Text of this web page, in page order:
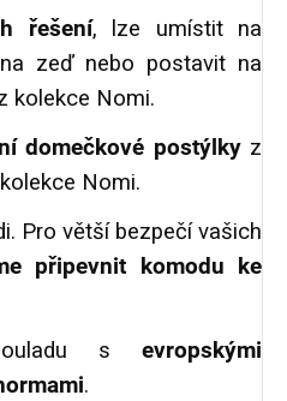
řešení, lze umístit na
zeď nebo postavit na
kolekce Nomi.
domečkové postýlkyz
Nomi.
Pro větší bezpečí vašich
připevnit komodu ke
s evropskými
.